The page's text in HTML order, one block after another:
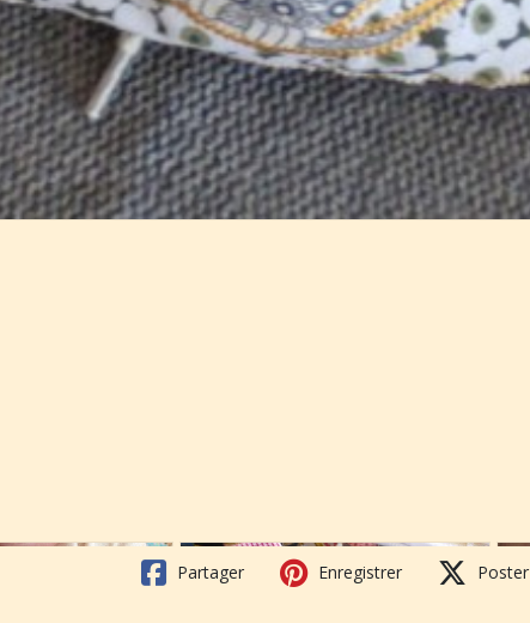
Partager Enregistrer Poster